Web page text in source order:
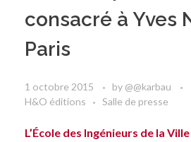
consacré à Yves
Paris
1 octobre 2015 by @@karbau
H&O éditions
Salle de presse
L’École des Ingénieurs de la